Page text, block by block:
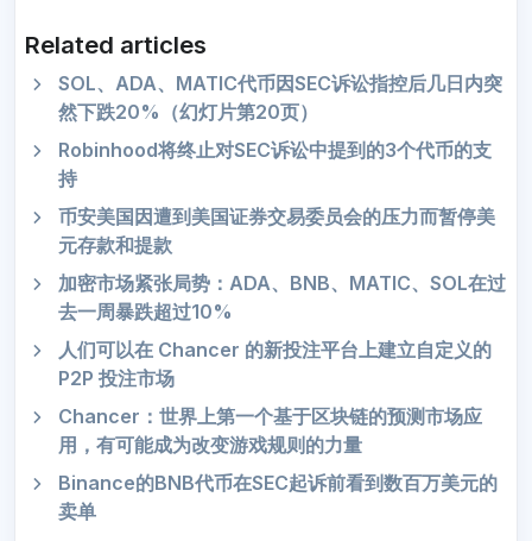
Related articles
SOL、ADA、MATIC代币因SEC诉讼指控后几日内突
然下跌20%（幻灯片第20页）
Robinhood将终止对SEC诉讼中提到的3个代币的支
持
币安美国因遭到美国证券交易委员会的压力而暂停美
元存款和提款
加密市场紧张局势：ADA、BNB、MATIC、SOL在过
去一周暴跌超过10%
人们可以在 Chancer 的新投注平台上建立自定义的
P2P 投注市场
Chancer：世界上第一个基于区块链的预测市场应
用，有可能成为改变游戏规则的力量
Binance的BNB代币在SEC起诉前看到数百万美元的
卖单